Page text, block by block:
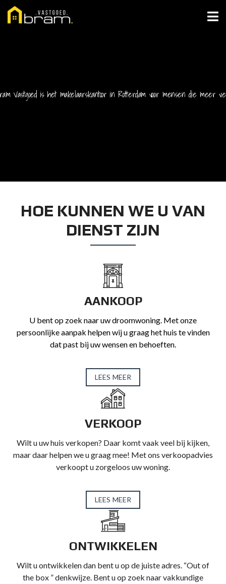
Vastgoed is het makelaarskantoor in Rotterdam voor mensen die meer
HOE KUNNEN WE U VAN
DIENST ZIJN
AANKOOP
U bent op zoek naar uw droomwoning. Met onze
persoonlijke aanpak helpen wij u graag het huis te vinden
dat past bij uw wensen en behoeften.
LEES MEER
VERKOOP
Wilt u uw huis verkopen? Daar komt vaak veel bij kijken,
maar daar helpen we u graag mee! Met ons verkoopadvies
verkoopt u zorgeloos uw woning.
LEES MEER
ONTWIKKELEN
Wilt u ontwikkelen dan bent u op de juiste adres. “Out of
the box ” denkwijze. Bent u op zoek naar vakkundige